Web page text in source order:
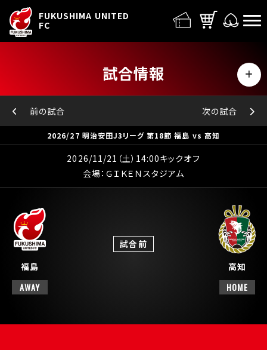
FUKUSHIMA UNITED
FC
試合情報
MENU
順位表
前の試合
2026/27 明治安田J3リーグ 第18節 福島 vs 高知
次の試合
2026/11/21（土）14:00キックオフ
会場：ＧＩＫＥＮスタジアム
福島
AWAY
試合前
高知
HOME